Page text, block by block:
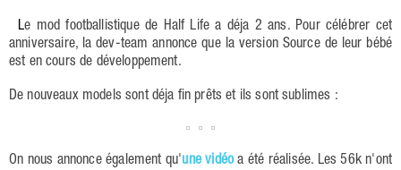
Le mod footballistique de Half Life a déja 2 ans. Pour célébrer cet
anniversaire, la dev-team annonce que la version Source de leur bébé
est en cours de développement.
De nouveaux models sont déja fin prêts et ils sont sublimes :
On nous annonce également qu'une vidéoa été réalisée. Les 56k n'ont